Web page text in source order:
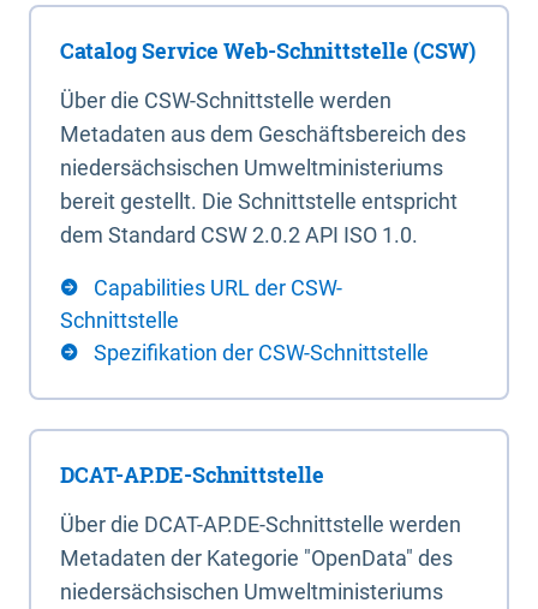
Catalog Service Web-Schnittstelle (CSW)
Über die CSW-Schnittstelle werden
Metadaten aus dem Geschäftsbereich des
niedersächsischen Umweltministeriums
bereit gestellt. Die Schnittstelle entspricht
dem Standard CSW 2.0.2 API ISO 1.0.
Capabilities URL der CSW-
Schnittstelle
Spezifikation der CSW-Schnittstelle
DCAT-AP.DE-Schnittstelle
Über die DCAT-AP.DE-Schnittstelle werden
Metadaten der Kategorie "OpenData" des
niedersächsischen Umweltministeriums